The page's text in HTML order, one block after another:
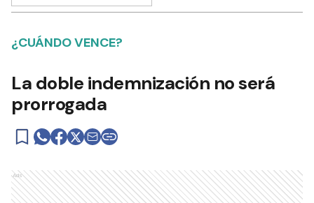
¿CUÁNDO VENCE?
La doble indemnización no será
prorrogada
Ads